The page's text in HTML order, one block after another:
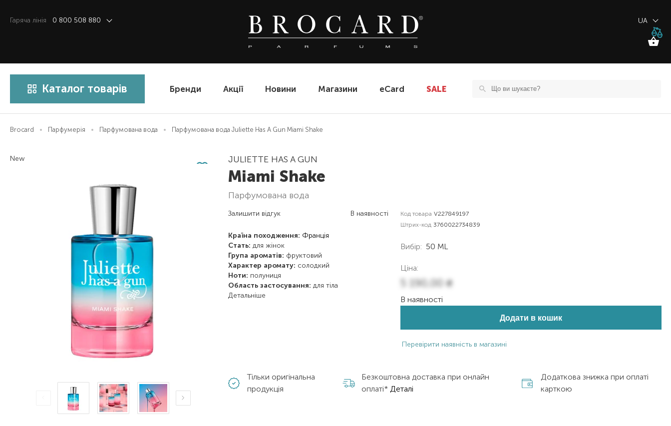
Гаряча лiнiя 0 800 508 880 UA
Каталог товарів Бренди Акції Новини Магазини eCard SALE
Brocard Парфумерія Парфумована вода Парфумована вода Juliette Has A Gun Miami Shake
New JULIETTE HAS A GUN
Miami Shake
парфумована вода
Залишити відгук В наявності
Країна походження: Франція
Стать: для жінок
Група ароматів: фруктовий
Характер аромату: солодкий
Ноти: полуниця
Область застосування: для тіла
Детальніше
Код товара V227849197
Штрих-код 3760022734839
Вибір: 50 ML
Ціна:
5 190,00₴
В наявності
Додати в кошик
Перевірити наявність в магазині
Тільки оригінальна
продукція
Безкоштовна доставка при онлайн
оплаті* Деталі
Додаткова знижка при оплаті
карткою